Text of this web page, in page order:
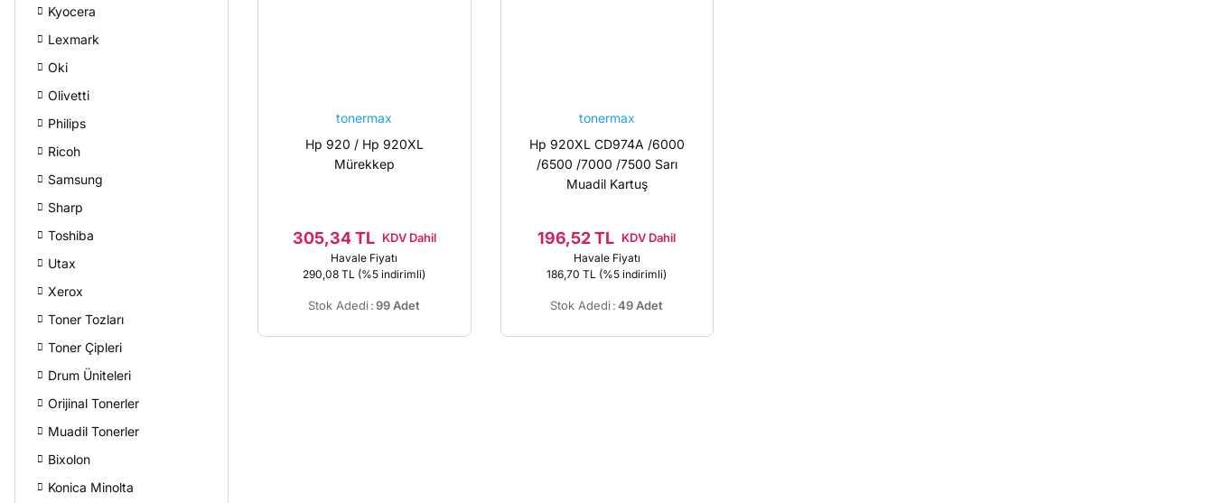
Kyocera
Lexmark
Oki
Olivetti
Philips
Ricoh
Samsung
Sharp
Toshiba
Utax
Xerox
Toner Tozları
Toner Çipleri
Drum Üniteleri
Orijinal Tonerler
Muadil Tonerler
Bixolon
Konica Minolta
tonermax
Hp 920 / Hp 920XL
Mürekkep
305,34 TL KDV Dahil
Havale Fiyatı
290,08 TL (%5 indirimli)
Stok Adedi :99 Adet
tonermax
Hp 920XL CD974A /6000
/6500 /7000 /7500 Sarı
Muadil Kartuş
196,52 TL KDV Dahil
Havale Fiyatı
186,70 TL (%5 indirimli)
Stok Adedi : 49 Adet